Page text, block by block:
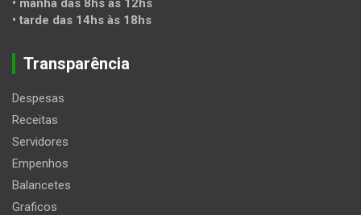
• tarde das 14hs às 18hs
Transparência
Despesas
Receitas
Servidores
Empenhos
Balancetes
Graficos